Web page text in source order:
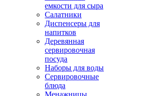
емкости для сыра
Салатники
Диспенсеры для
напитков
Деревянная
сервировочная
посуда
Наборы для воды
Сервировочные
блюда
Менажницы